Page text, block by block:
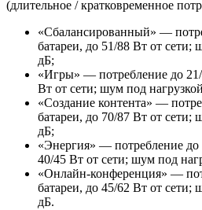
(длительное / кратковременное
«Сбалансированный» —
батареи, до 51/88 Вт от сети;
дБ;
«Игры» — потребление до
Вт от сети; шум под
«Создание контента» —
батареи, до 70/87 Вт от сети;
дБ;
«Энергия» — потребление до
40/45 Вт от сети; шум под
«Онлайн-конференция» —
батареи, до 45/62 Вт от сети;
дБ.